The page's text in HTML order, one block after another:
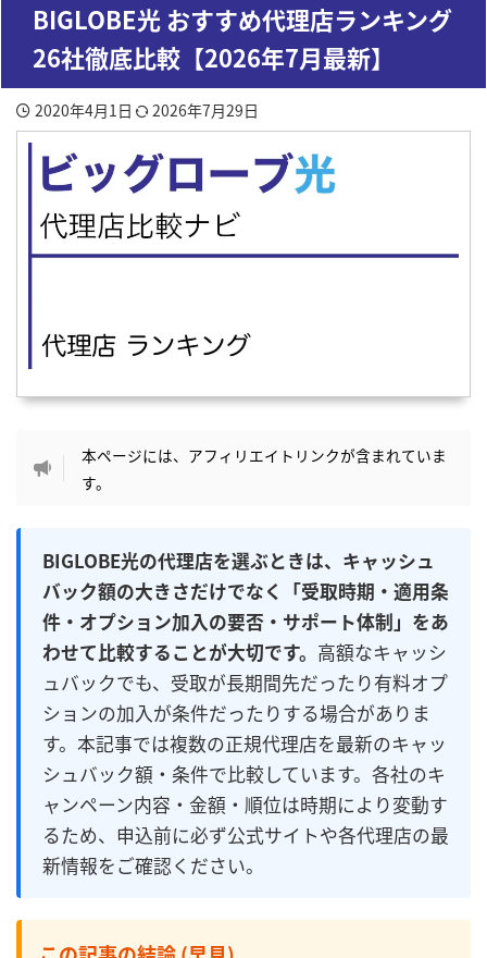
BIGLOBE光 おすすめ代理店ランキング
26社徹底比較【2026年7月最新】
2020年4月1日 2026年7月29日
本ページには、アフィリエイトリンクが含まれていま
す。
BIGLOBE光の代理店を選ぶときは、キャッシュ
バック額の大きさだけでなく「受取時期・適用条
件・オプション加入の要否・サポート体制」をあ
わせて比較することが大切です。 高額なキャッシ
ュバックでも、受取が長期間先だったり有料オプ
ションの加入が条件だったりする場合がありま
す。本記事では複数の正規代理店を最新のキャッ
シュバック額・条件で比較しています。各社のキ
ャンペーン内容・金額・順位は時期により変動す
るため、申込前に必ず公式サイトや各代理店の最
新情報をご確認ください。